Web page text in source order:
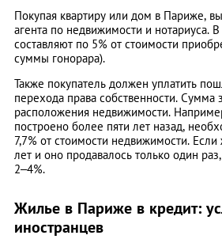
Покупая квартиру или дом в Париже,
агента по недвижимости и нотариуса.
составляют по 5% от стоимости
суммы гонорара).
Также покупатель должен уплатить
перехода права собственности. Сумма
расположения недвижимости.
построено более пяти лет назад,
7,7% от стоимости недвижимости.
лет и оно продавалось только один раз,
2–4%.
Жилье в Париже в кредит:
иностранцев